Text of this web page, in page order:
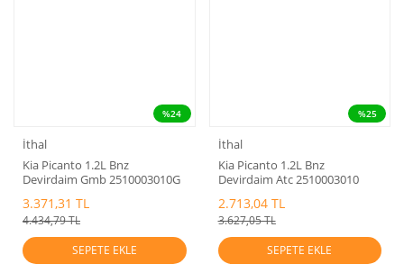
%24
İthal
Kia Picanto 1.2L Bnz
Devirdaim Gmb 2510003010G
3.371,31 TL
4.434,79 TL
SEPETE EKLE
%25
İthal
Kia Picanto 1.2L Bnz
Devirdaim Atc 2510003010
2.713,04 TL
3.627,05 TL
SEPETE EKLE